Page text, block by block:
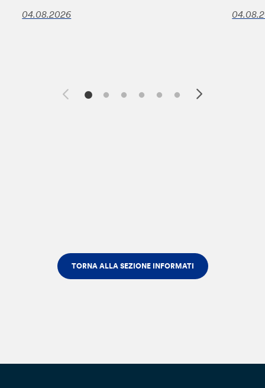
04.08.2026
TORNA ALLA SEZIONE INFORMATI